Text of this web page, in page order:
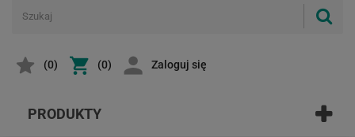
(0) (0) Zaloguj się
PRODUKTY